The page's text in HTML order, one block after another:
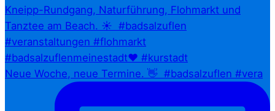
Neue Woche, neue Termine. 👋⁠ ⁠ #badsalzuflen #vera